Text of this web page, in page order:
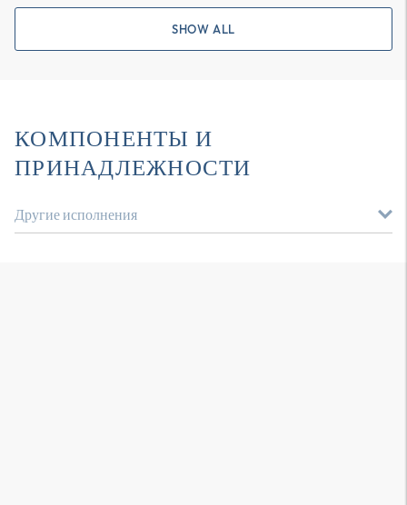
SHOW ALL
КОМПОНЕНТЫ И
ПРИНАДЛЕЖНОСТИ
Другие исполнения